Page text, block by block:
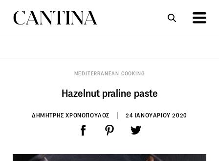
ΣΥΝΤΑΓΕΣ ΑΡΘΡΑ
MEDITERRANEAN COOKING
Hazelnut praline paste
ΔΗΜΗΤΡΗΣ ΧΡΟΝΟΠΟΥΛΟΣ 24 ΙΑΝΟΥΑΡΙΟΥ 2020